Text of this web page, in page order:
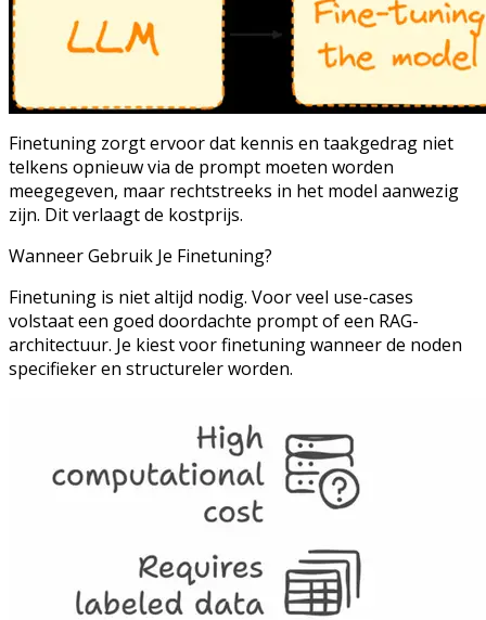
Finetuning zorgt ervoor dat kennis en taakgedrag niet
telkens opnieuw via de prompt moeten worden
meegegeven, maar rechtstreeks in het model aanwezig
zijn. Dit verlaagt de kostprijs.
Wanneer Gebruik Je Finetuning?
Finetuning is niet altijd nodig. Voor veel use-cases
volstaat een goed doordachte prompt of een RAG-
architectuur. Je kiest voor finetuning wanneer de noden
specifieker en structureler worden.